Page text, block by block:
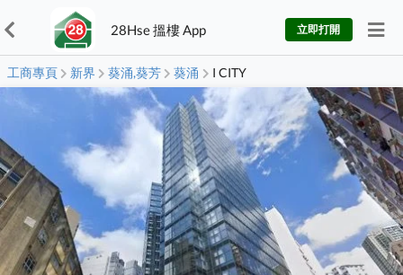
28Hse 搵樓 App 立即打開
工商專頁 新界 葵涌,葵芳 葵涌 I CITY